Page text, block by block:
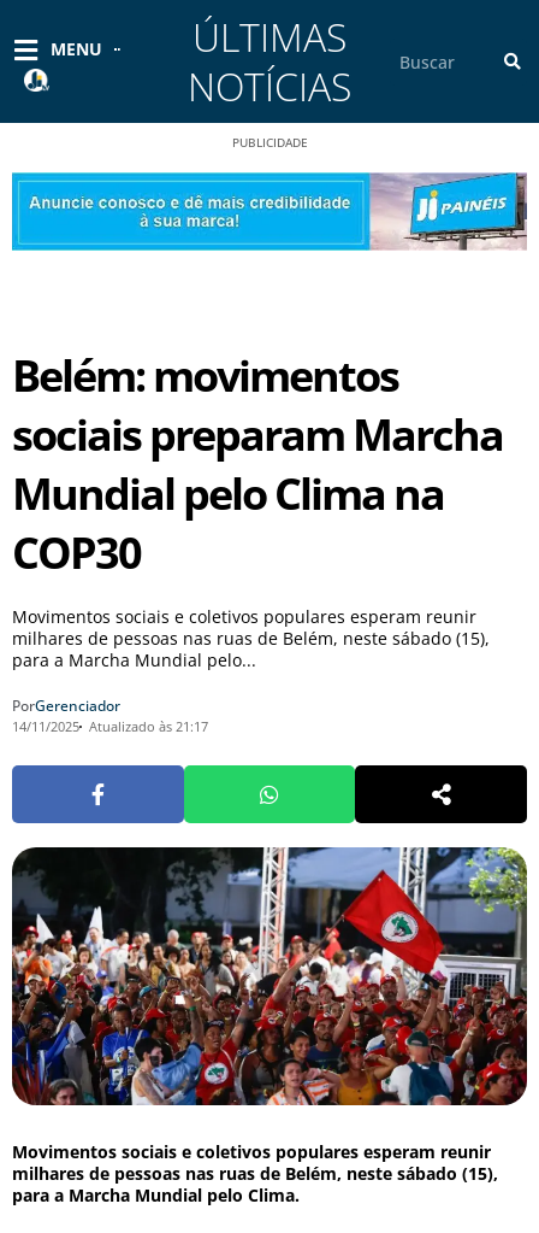
conteúdo
MENU
ÚLTIMAS
NOTÍCIAS
PUBLICIDADE
Belém: movimentos
sociais preparam Marcha
Mundial pelo Clima na
COP30
Movimentos sociais e coletivos populares esperam reunir
milhares de pessoas nas ruas de Belém, neste sábado (15),
para a Marcha Mundial pelo...
PorGerenciador
14/11/2025 Atualizado às 21:17
Movimentos sociais e coletivos populares esperam reunir
milhares de pessoas nas ruas de Belém, neste sábado (15),
para a Marcha Mundial pelo Clima.